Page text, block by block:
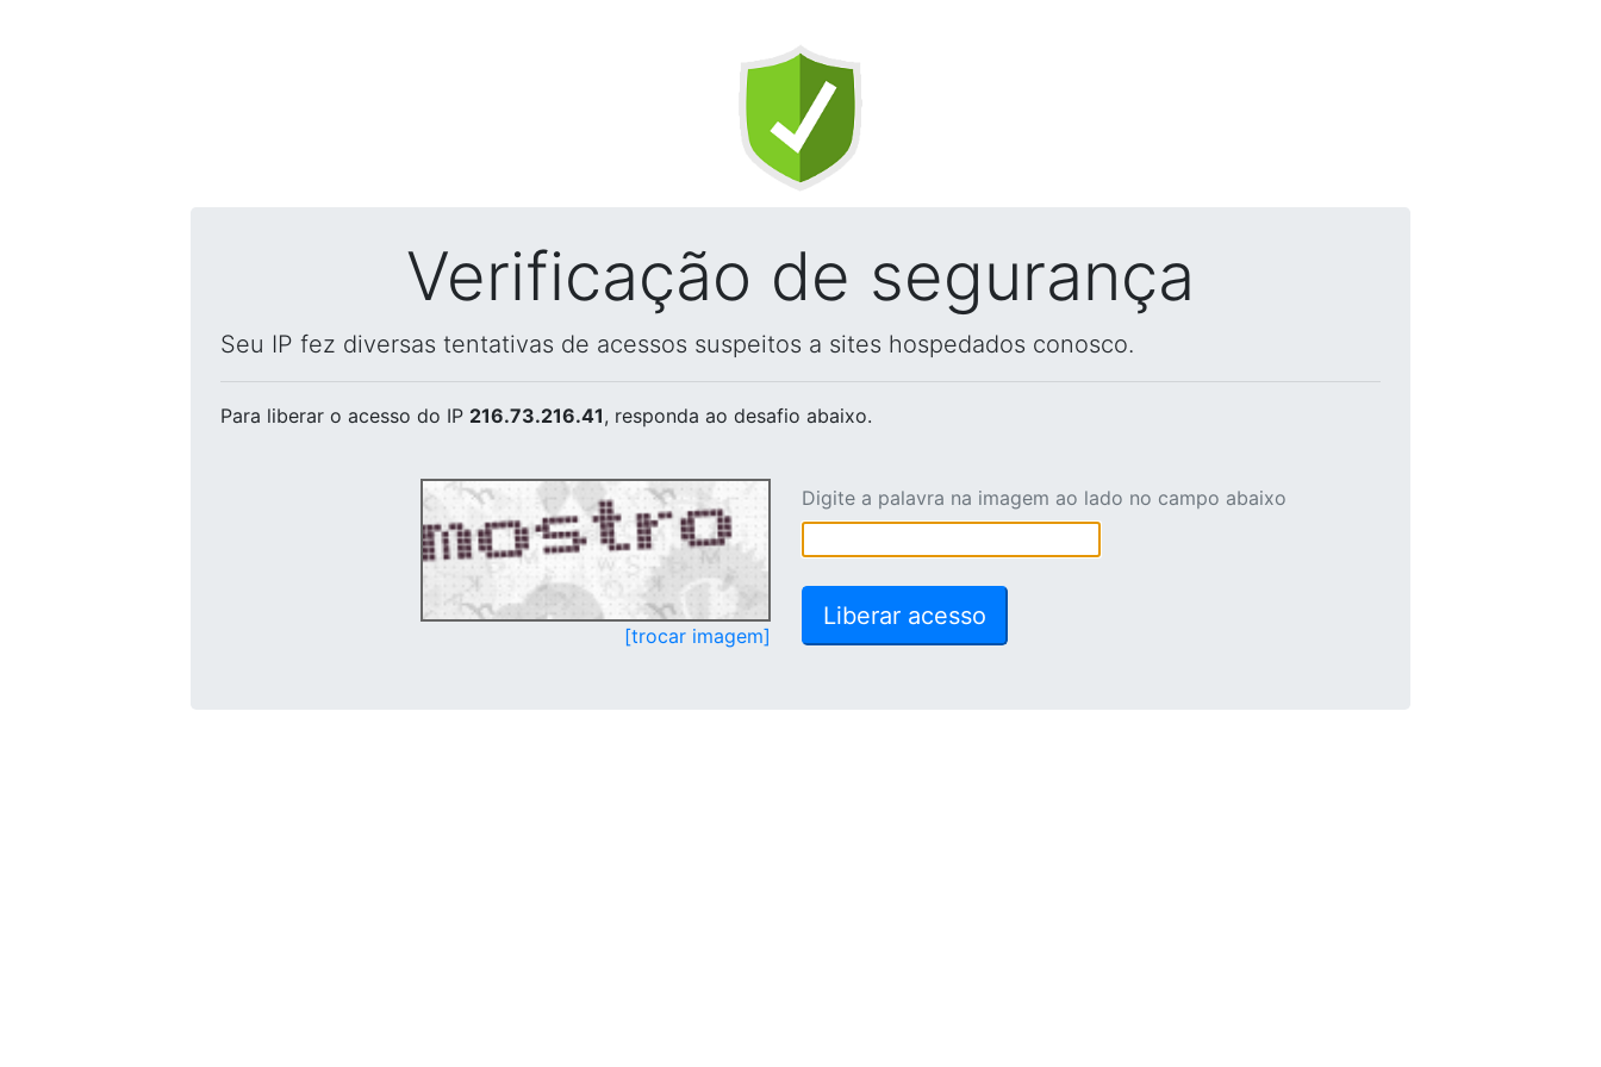
Verificação de segurança
Seu IP fez diversas tentativas de acessos suspeitos a sites hospedados conosco.
Para liberar o acesso do IP 216.73.216.41, responda ao desafio abaixo.
[trocar imagem]
Digite a palavra na imagem ao lado no campo abaixo